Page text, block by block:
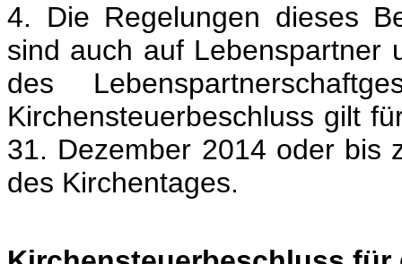
4. Die Regelungen dieses
sind auch auf Lebenspartner
des
Kirchensteuerbeschluss gilt
31. Dezember 2014 oder bis
des Kirchentages.